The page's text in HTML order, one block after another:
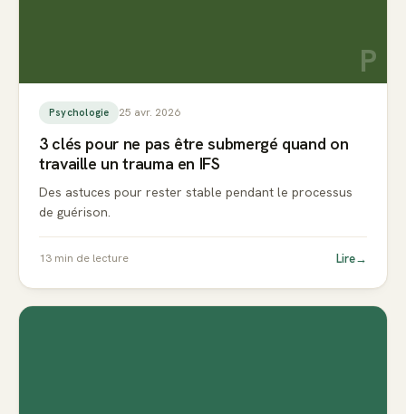
P
Psychologie 25 avr. 2026
3 clés pour ne pas être submergé quand on
travaille un trauma en IFS
Des astuces pour rester stable pendant le processus
de guérison.
13 min de lecture Lire→